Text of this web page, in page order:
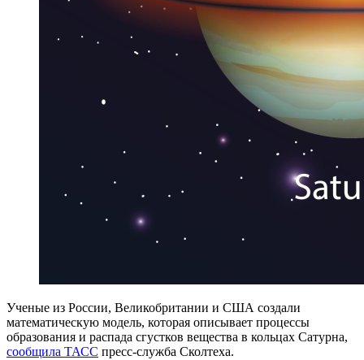
Ученые из России, Великобритании и США создали
математическую модель, которая описывает процессы
образования и распада сгустков вещества в кольцах Сатурна,
сообщила ТАСС пресс-служба Сколтеха.